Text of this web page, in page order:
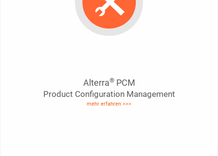
Alterra®PCM
Product Configuration Management
mehr erfahren >>>